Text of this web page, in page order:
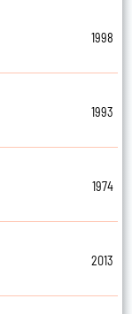
1998
1993
1974
2013